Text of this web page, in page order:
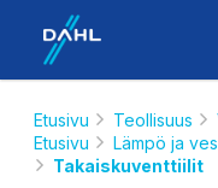
Etusivu Teollisuus
Etusivu
Lämpö ja
Takaiskuventtiilit